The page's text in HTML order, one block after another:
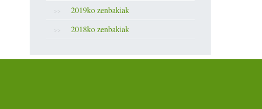
2019ko zenbakiak
2018ko zenbakiak